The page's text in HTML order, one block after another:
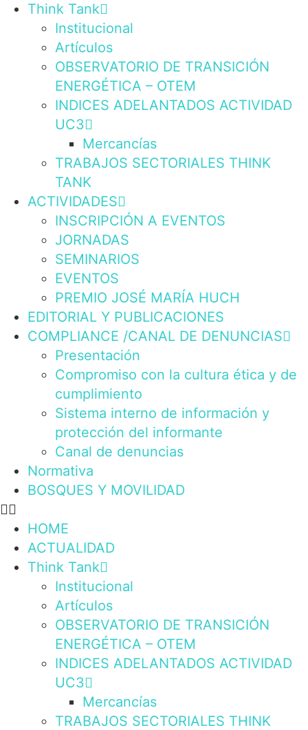
Think Tank
Institucional
Artículos
OBSERVATORIO DE TRANSICIÓN
ENERGÉTICA – OTEM
INDICES ADELANTADOS ACTIVIDAD
UC3
Mercancías
TRABAJOS SECTORIALES THINK
TANK
ACTIVIDADES
INSCRIPCIÓN A EVENTOS
JORNADAS
SEMINARIOS
EVENTOS
PREMIO JOSÉ MARÍA HUCH
EDITORIAL Y PUBLICACIONES
COMPLIANCE /CANAL DE DENUNCIAS
Presentación
Compromiso con la cultura ética y de
cumplimiento
Sistema interno de información y
protección del informante
Canal de denuncias
Normativa
BOSQUES Y MOVILIDAD
HOME
ACTUALIDAD
Think Tank
Institucional
Artículos
OBSERVATORIO DE TRANSICIÓN
ENERGÉTICA – OTEM
INDICES ADELANTADOS ACTIVIDAD
UC3
Mercancías
TRABAJOS SECTORIALES THINK